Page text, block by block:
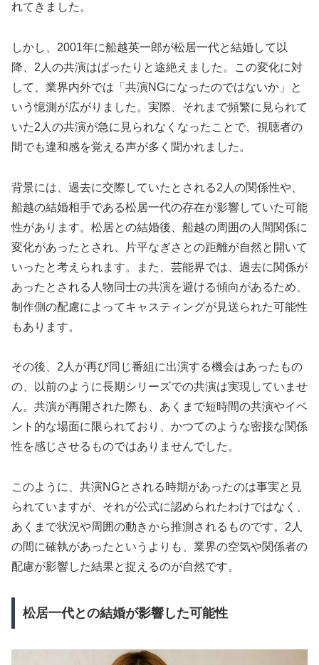
れてきました。
しかし、2001年に船越英一郎が松居一代と結婚して以
降、2人の共演はぱったりと途絶えました。この変化に対
して、業界内外では「共演NGになったのではないか」と
いう憶測が広がりました。実際、それまで頻繁に見られて
いた2人の共演が急に見られなくなったことで、視聴者の
間でも違和感を覚える声が多く聞かれました。
背景には、過去に交際していたとされる2人の関係性や、
船越の結婚相手である松居一代の存在が影響していた可能
性があります。松居との結婚後、船越の周囲の人間関係に
変化があったとされ、片平なぎさとの距離が自然と開いて
いったと考えられます。また、芸能界では、過去に関係が
あったとされる人物同士の共演を避ける傾向があるため、
制作側の配慮によってキャスティングが見送られた可能性
もあります。
その後、2人が再び同じ番組に出演する機会はあったもの
の、以前のように長期シリーズでの共演は実現していませ
ん。共演が再開された際も、あくまで短時間の共演やイベ
ント的な場面に限られており、かつてのような密接な関係
性を感じさせるものではありませんでした。
このように、共演NGとされる時期があったのは事実と見
られていますが、それが公式に認められたわけではなく、
あくまで状況や周囲の動きから推測されるものです。2人
の間に確執があったというよりも、業界の空気や関係者の
配慮が影響した結果と捉えるのが自然です。
松居一代との結婚が影響した可能性